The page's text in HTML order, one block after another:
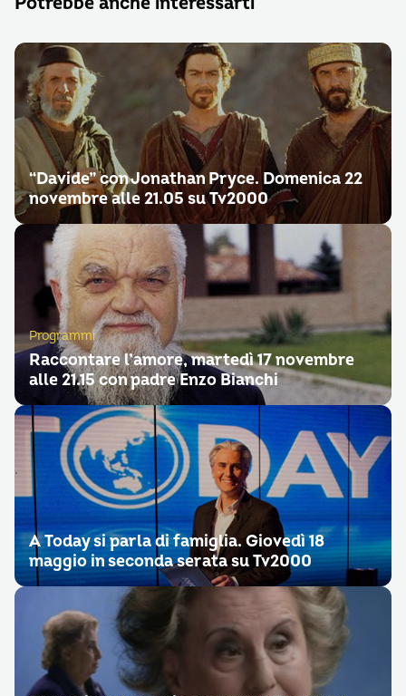
“Davide” con Jonathan Pryce. Domenica 22
novembre alle 21.05 su Tv2000
Programmi
Raccontare l’amore, martedì 17 novembre
alle 21.15 con padre Enzo Bianchi
A Today si parla di famiglia. Giovedì 18
maggio in seconda serata su Tv2000